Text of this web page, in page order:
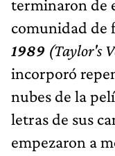
terminaron de
comunidad de
1989 (Taylor's
incorporó
nubes de la
letras de sus
empezaron a